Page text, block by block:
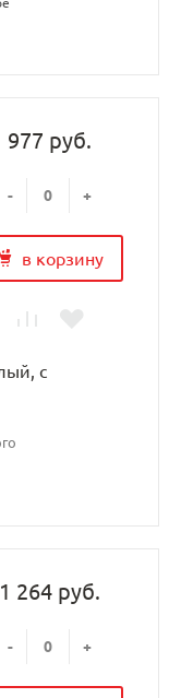
977 руб.
- +
в корзину
с
1 264 руб.
- +